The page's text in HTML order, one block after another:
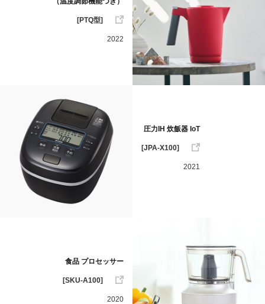
[PTQ型]
2022
圧力IH 炊飯器 IoT
[JPA-X100]
2021
食品 プロセッサー
[SKU-A100]
2020